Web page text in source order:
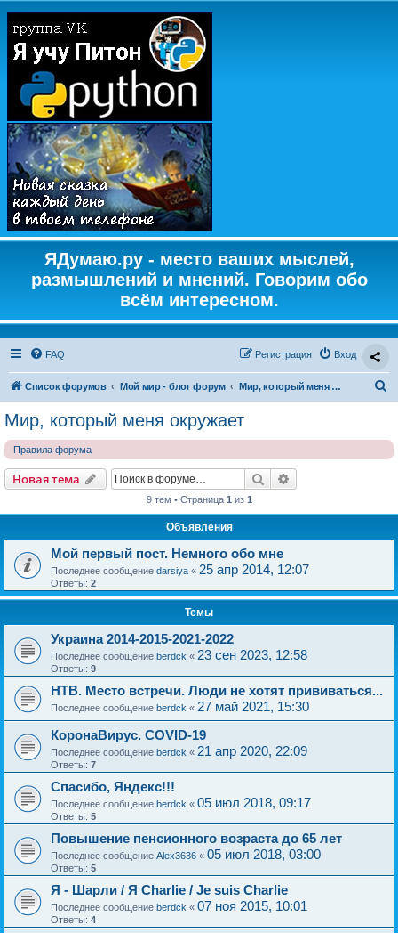
ЯДумаю.ру - место ваших мыслей,
размышлений и мнений. Говорим обо
всём интересном.
FAQ Вход
Регистрация
Список форумов Мой мир - блог форум Мир, который меня окружает
Мир, который меня окружает
Правила форума
Новая тема Поиск
9 тем • Страница 1 из 1
Объявления
Мой первый пост. Немного обо мне
Последнее сообщение darsiya « 25 апр 2014, 12:07
Ответы: 2
Темы
Украина 2014-2015-2021-2022
Последнее сообщение berdck « 23 сен 2023, 12:58
Ответы: 9
НТВ. Место встречи. Люди не хотят прививаться...
Последнее сообщение berdck « 27 май 2021, 15:30
КоронаВирус. COVID-19
Последнее сообщение berdck « 21 апр 2020, 22:09
Ответы: 7
Спасибо, Яндекс!!!
Последнее сообщение berdck « 05 июл 2018, 09:17
Ответы: 5
Повышение пенсионного возраста до 65 лет
Последнее сообщение Alex3636 « 05 июл 2018, 03:00
Ответы: 5
Я - Шарли / Я Charlie / Je suis Charlie
Последнее сообщение berdck « 07 ноя 2015, 10:01
Ответы: 4